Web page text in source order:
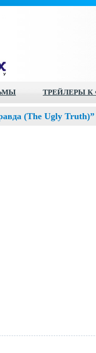
ТРЕЙЛЕРЫ
(The Ugly Truth)”